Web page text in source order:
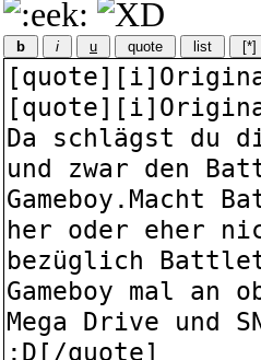
b i u quote list [*]